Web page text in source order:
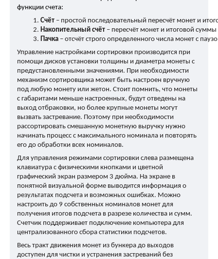
функции счета:
Счёт – простой последовательный пересчёт монет и
Накопительный счёт – пересчёт монет и итоговой
Пачка – отсчёт строго определенного числа монет с
Управление настройками сортировки производится при
помощи дисков установки толщины и диаметра монеты с
предустановленными значениями. При необходимости
механизм сортировщика может быть настроен вручную
под любую монету или жетон. Стоит помнить, что монеты
с габаритами меньше настроенных, будут отведены на
выход отбраковки, но более крупные монеты могут
вызвать застревание. Поэтому при необходимости
рассортировать смешанную монетную выручку нужно
начинать процесс с максимального номинала и повторять
его до обработки всех номиналов.
Для управления режимами сортировки слева размещена
клавиатура с физическими кнопками и цветной
графический экран размером 3 дюйма. На экране в
понятной визуальной форме выводится информация о
результатах подсчета и возможных ошибках. Можно
настроить до 9 собственных номиналов монет для
получения итогов подсчета в разрезе количества и сумм.
Счетчик поддерживает подключение компьютера для
централизованного сбора статистики подсчетов.
Весь тракт движения монет из бункера до выходов
доступен для чистки и устранения застреваний без